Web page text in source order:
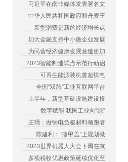
习近平在南非媒体发表署名文
中华人民共和国政府和丹麦王
新型消费是新的经济增长点
加大金融支持中小微企业发展
为民营经济健康发展营造更加
2023智能制造试点示范行动启
可再生能源装机首超煤电
全国“双跨”工业互联网平台
上半年，新型基础设施建设投
数字赋能 我国工业向“绿”
王瑨：做钠电负极材料领跑者
陈建利：“指甲盖”上规划微
2023世界机器人大会下周在京
多项税收优惠政策延续优化至